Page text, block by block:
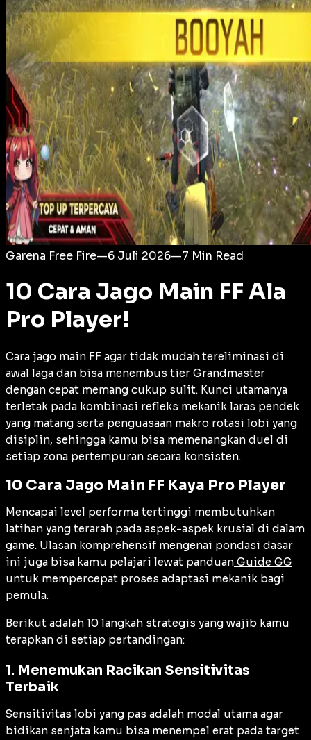
Login
Garena Free Fire—6 Juli 2026—7 Min Read
10 Cara Jago Main FF Ala
Pro Player!
Cara jago main FF agar tidak mudah tereliminasi di
awal laga dan bisa menembus tier Grandmaster
dengan cepat memang cukup sulit. Kunci utamanya
terletak pada kombinasi refleks mekanik laras pendek
yang matang serta penguasaan makro rotasi lobi yang
disiplin, sehingga kamu bisa memenangkan duel di
setiap zona pertempuran secara konsisten.
10 Cara Jago Main FF Kaya Pro Player
Mencapai level performa tertinggi membutuhkan
latihan yang terarah pada aspek-aspek krusial di dalam
game. Ulasan komprehensif mengenai pondasi dasar
ini juga bisa kamu pelajari lewat panduan Guide GG
untuk mempercepat proses adaptasi mekanik bagi
pemula.
Berikut adalah 10 langkah strategis yang wajib kamu
terapkan di setiap pertandingan:
1. Menemukan Racikan Sensitivitas
Terbaik
Sensitivitas lobi yang pas adalah modal utama agar
bidikan senjata kamu bisa menempel erat pada target